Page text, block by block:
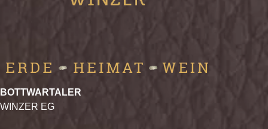
BOTTWARTALER
WINZER EG